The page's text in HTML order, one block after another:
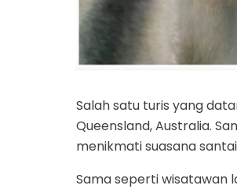
Salah satu turis yang
Queensland, Australia.
menikmati suasana
Sama seperti wisatawan